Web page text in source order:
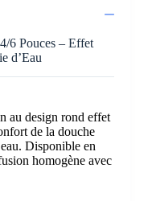
6 Pouces – Effet
d’Eau
au design rond effet
de la douche
Disponible en
homogène avec